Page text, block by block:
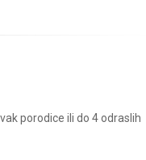
porodice ili do 4 odraslih